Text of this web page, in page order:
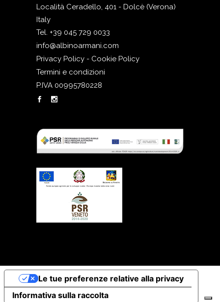
Località Ceradello, 401 - Dolcè (Verona)
Italy
Tel. +39 045 729 0033
info@albinoarmani.com
Privacy Policy - Cookie Policy
Termini e condizioni
P.IVA 00995780228
Informativa sulla raccolta
Le tue preferenze relative alla privacy